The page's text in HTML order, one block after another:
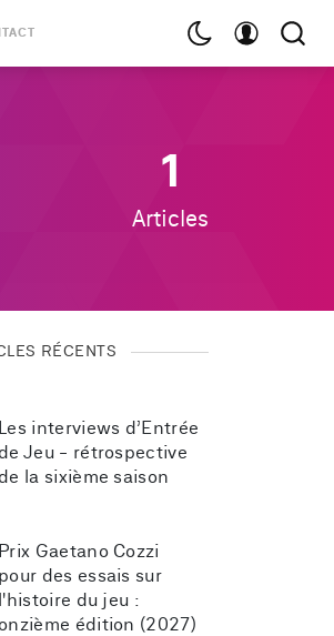
1
Articles
RÉCENTS
Les interviews d’Entrée
de Jeu - rétrospective
de la sixième saison
Prix Gaetano Cozzi
pour des essais sur
l'histoire du jeu :
édition (2027)